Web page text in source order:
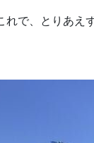
で、とりあえ